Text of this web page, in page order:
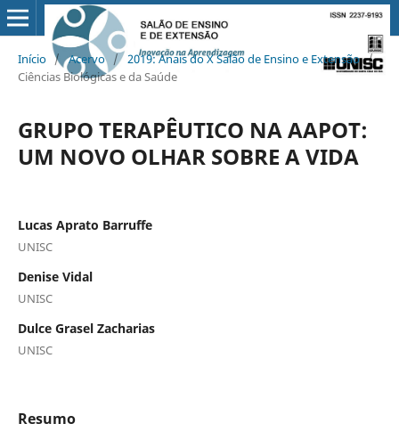
Início / Acervo / 2019: Anais do X Salão de Ensino e Extensão /
Ciências Biológicas e da Saúde
GRUPO TERAPÊUTICO NA AAPOT:
UM NOVO OLHAR SOBRE A VIDA
Lucas Aprato Barruffe
UNISC
Denise Vidal
UNISC
Dulce Grasel Zacharias
UNISC
Resumo